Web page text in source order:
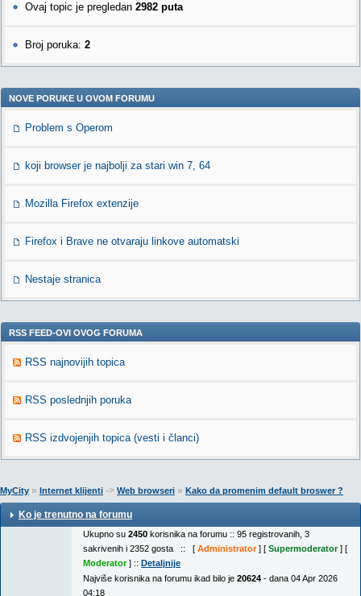
Ovaj topic je pregledan 2982 puta
Broj poruka: 2
NOVE PORUKE U OVOM FORUMU
Problem s Operom
koji browser je najbolji za stari win 7, 64
Mozilla Firefox extenzije
Firefox i Brave ne otvaraju linkove automatski
Nestaje stranica
RSS FEED-OVI OVOG FORUMA
RSS najnovijih topica
RSS poslednjih poruka
RSS izdvojenjih topica (vesti i članci)
MyCity » Internet klijenti -> Web browseri » Kako da promenim default broswer ?
Ko je trenutno na forumu
Ukupno su 2450 korisnika na forumu :: 95 registrovanih, 3
sakrivenih i 2352 gosta :: [ Administrator] [ Supermoderator] [
Moderator] :: Detaljnije
Najviše korisnika na forumu ikad bilo je 20624 - dana 04 Apr 2026
04:18